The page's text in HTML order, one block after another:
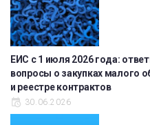
ЕИС с 1 июля 2026 года:
вопросы о закупках малого
и реестре контрактов
30.06.2026